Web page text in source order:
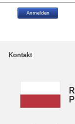
Kontakt